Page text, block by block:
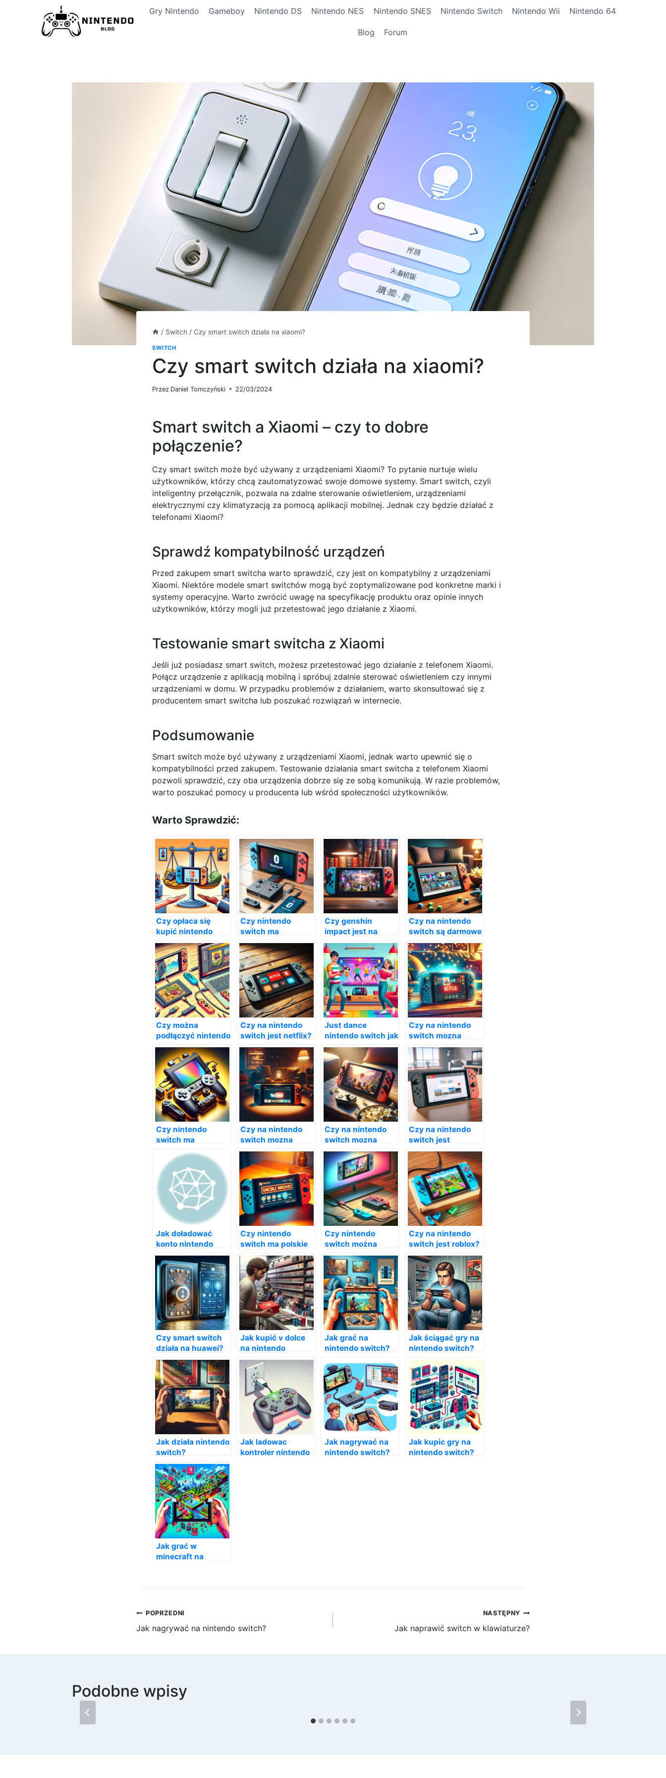
Gry Nintendo Gameboy Nintendo DS Nintendo NES Nintendo SNES Nintendo Switch Nintendo Wii Nintendo 64
Blog Forum
/ Switch / Czy smart switch działa na xiaomi?
SWITCH
Czy smart switch działa na xiaomi?
Przez Daniel Tomczyński 22/03/2024
Smart switch a Xiaomi – czy to dobre
połączenie?
Czy smart switch może być używany z urządzeniami Xiaomi? To pytanie nurtuje wielu
użytkowników, którzy chcą zautomatyzować swoje domowe systemy. Smart switch, czyli
inteligentny przełącznik, pozwala na zdalne sterowanie oświetleniem, urządzeniami
elektrycznymi czy klimatyzacją za pomocą aplikacji mobilnej. Jednak czy będzie działać z
telefonami Xiaomi?
Sprawdź kompatybilność urządzeń
Przed zakupem smart switcha warto sprawdzić, czy jest on kompatybilny z urządzeniami
Xiaomi. Niektóre modele smart switchów mogą być zoptymalizowane pod konkretne marki i
systemy operacyjne. Warto zwrócić uwagę na specyfikację produktu oraz opinie innych
użytkowników, którzy mogli już przetestować jego działanie z Xiaomi.
Testowanie smart switcha z Xiaomi
Jeśli już posiadasz smart switch, możesz przetestować jego działanie z telefonem Xiaomi.
Połącz urządzenie z aplikacją mobilną i spróbuj zdalnie sterować oświetleniem czy innymi
urządzeniami w domu. W przypadku problemów z działaniem, warto skonsultować się z
producentem smart switcha lub poszukać rozwiązań w internecie.
Podsumowanie
Smart switch może być używany z urządzeniami Xiaomi, jednak warto upewnić się o
kompatybilności przed zakupem. Testowanie działania smart switcha z telefonem Xiaomi
pozwoli sprawdzić, czy oba urządzenia dobrze się ze sobą komunikują. W razie problemów,
warto poszukać pomocy u producenta lub wśród społeczności użytkowników.
Warto Sprawdzić:
Czy opłaca się
kupić nintendo
switch?
Czy nintendo
switch ma
bluetooth?
Czy genshin
impact jest na
nintendo switch?
Czy na nintendo
switch są darmowe
gry?
Czy można
podłączyć nintendo
switch do laptopa?
Czy na nintendo
switch jest netflix?
Just dance
nintendo switch jak
grać
Czy na nintendo
switch mozna
ogladac netflix?
Czy nintendo
switch ma
Czy na nintendo
switch mozna
ogladac youtube?
Czy na nintendo
switch mozna
ogladac filmy?
Czy na nintendo
switch jest
przeglądarka?
Jak doładować
konto nintendo
switch?
Czy nintendo
switch ma polskie
menu?
Czy nintendo
switch można
podłączyć do
telewizora?
Czy na nintendo
switch jest roblox?
Czy smart switch
działa na huawei?
Jak kupić v dolce
na nintendo
switch?
Jak grać na
nintendo switch?
Jak ściągać gry na
nintendo switch?
Jak działa nintendo
switch?
Jak ladowac
kontroler nintendo
Jak nagrywać na
nintendo switch?
Jak kupic gry na
nintendo switch?
Jak grać w
minecraft na
Nawigacja
wpisu
POPRZEDNI
Jak nagrywać na nintendo switch?
NASTĘPNY
Jak naprawić switch w klawiaturze?
Podobne wpisy